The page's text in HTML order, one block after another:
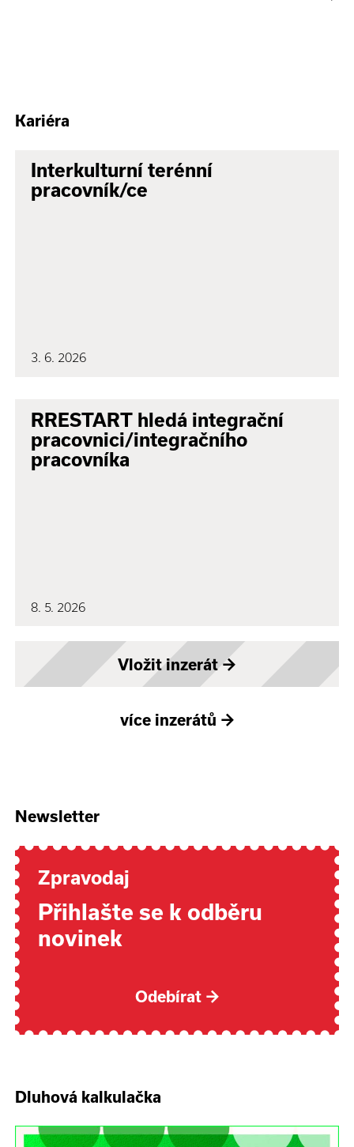
Kariéra
Interkulturní terénní
pracovník/ce
3. 6. 2026
RRESTART hledá integrační
pracovnici/integračního
pracovníka
8. 5. 2026
Vložit inzerát→
více inzerátů →
Newsletter
Zpravodaj
Přihlašte se k odběru
novinek
Odebírat →
Dluhová kalkulačka